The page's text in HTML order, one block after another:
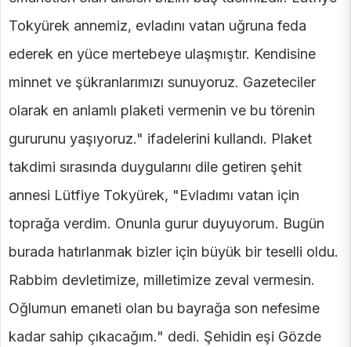
Tokyürek annemiz, evladını vatan uğruna feda
ederek en yüce mertebeye ulaşmıştır. Kendisine
minnet ve şükranlarımızı sunuyoruz. Gazeteciler
olarak en anlamlı plaketi vermenin ve bu törenin
gururunu yaşıyoruz." ifadelerini kullandı. Plaket
takdimi sırasında duygularını dile getiren şehit
annesi Lütfiye Tokyürek, "Evladımı vatan için
toprağa verdim. Onunla gurur duyuyorum. Bugün
burada hatırlanmak bizler için büyük bir teselli oldu.
Rabbim devletimize, milletimize zeval vermesin.
Oğlumun emaneti olan bu bayrağa son nefesime
kadar sahip çıkacağım." dedi. Şehidin eşi Gözde